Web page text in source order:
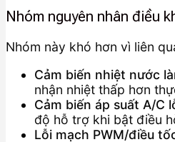
Nhóm nguyên nhân điều
Nhóm này khó hơn vì liên
Cảm biến nhiệt nước
nhận nhiệt thấp hơn
Cảm biến áp suất A/C
độ hỗ trợ khi bật điều
Lỗi mạch PWM/điều